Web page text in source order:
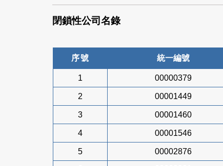
閉鎖性公司名錄
序號 統一編號
1 00000379
2 00001449
3 00001460
4 00001546
5 00002876